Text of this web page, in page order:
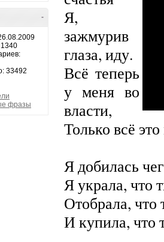
-
33492
фразы
Я,
зажмурив
глаза, иду.
Всё теперь
у меня во
власти,
Только всё
Я добилась
Я украла, что
Отобрала, что
И купила, что